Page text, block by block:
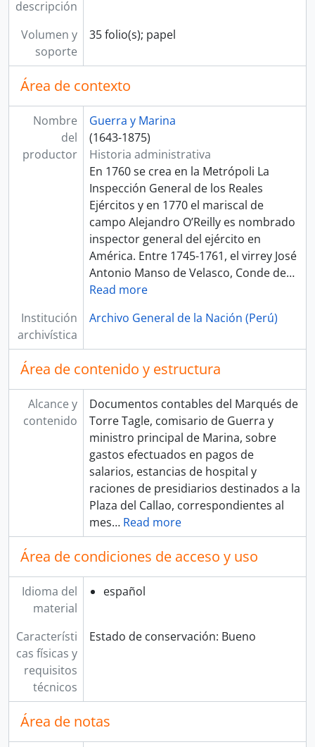
descripción
Volumen y
soporte
35 folio(s); papel
Área de contexto
Nombre
del
productor
Guerra y Marina
(1643-1875)
Historia administrativa
En 1760 se crea en la Metrópoli La
Inspección General de los Reales
Ejércitos y en 1770 el mariscal de
campo Alejandro O’Reilly es nombrado
inspector general del ejército en
América. Entre 1745-1761, el virrey José
Antonio Manso de Velasco, Conde de…
Read more
Institución
archivística
Archivo General de la Nación (Perú)
Área de contenido y estructura
Alcance y
contenido
Documentos contables del Marqués de
Torre Tagle, comisario de Guerra y
ministro principal de Marina, sobre
gastos efectuados en pagos de
salarios, estancias de hospital y
raciones de presidiarios destinados a la
Plaza del Callao, correspondientes al
mes… Read more
Área de condiciones de acceso y uso
Idioma del
material
español
Característi
cas físicas y
requisitos
técnicos
Estado de conservación: Bueno
Área de notas